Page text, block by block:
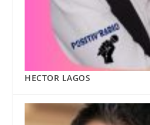
HECTOR LAGOS